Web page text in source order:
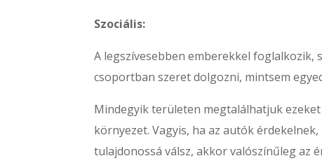
Szociális:
A legszívesebben emberekkel foglalkozik,
csoportban szeret dolgozni, mintsem
Mindegyik területen megtalálhatjuk
környezet. Vagyis, ha az autók
tulajdonossá válsz, akkor valószínűleg az